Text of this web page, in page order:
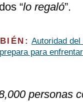
“lo regaló”.
Autoridad del
para
personas